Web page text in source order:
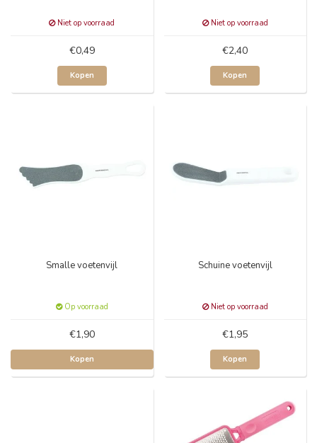
Niet op voorraad
€0,49
Kopen
Niet op voorraad
€2,40
Kopen
Smalle voetenvijl
Op voorraad
€1,90
Kopen
Schuine voetenvijl
Niet op voorraad
€1,95
Kopen